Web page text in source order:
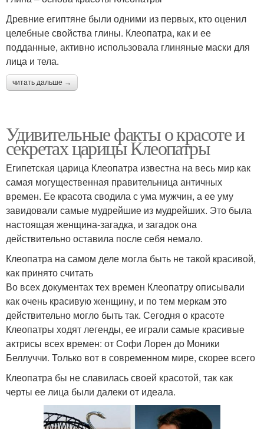
Древние египтяне были одними из первых, кто оценил
целебные свойства глины. Клеопатра, как и ее
подданные, активно использовала глиняные маски для
лица и тела.
читать дальше →
Удивительные факты о красоте и
секретах царицы Клеопатры
Египетская царица Клеопатра известна на весь мир как
самая могущественная правительница античных
времен. Ее красота сводила с ума мужчин, а ее уму
завидовали самые мудрейшие из мудрейших. Это была
настоящая женщина-загадка, и загадок она
действительно оставила после себя немало.
Клеопатра на самом деле могла быть не такой красивой,
как принято считать
Во всех документах тех времен Клеопатру описывали
как очень красивую женщину, и по тем меркам это
действительно могло быть так. Сегодня о красоте
Клеопатры ходят легенды, ее играли самые красивые
актрисы всех времен: от Софи Лорен до Моники
Беллуччи. Только вот в современном мире, скорее всего
Клеопатра бы не славилась своей красотой, так как
черты ее лица были далеки от идеала.